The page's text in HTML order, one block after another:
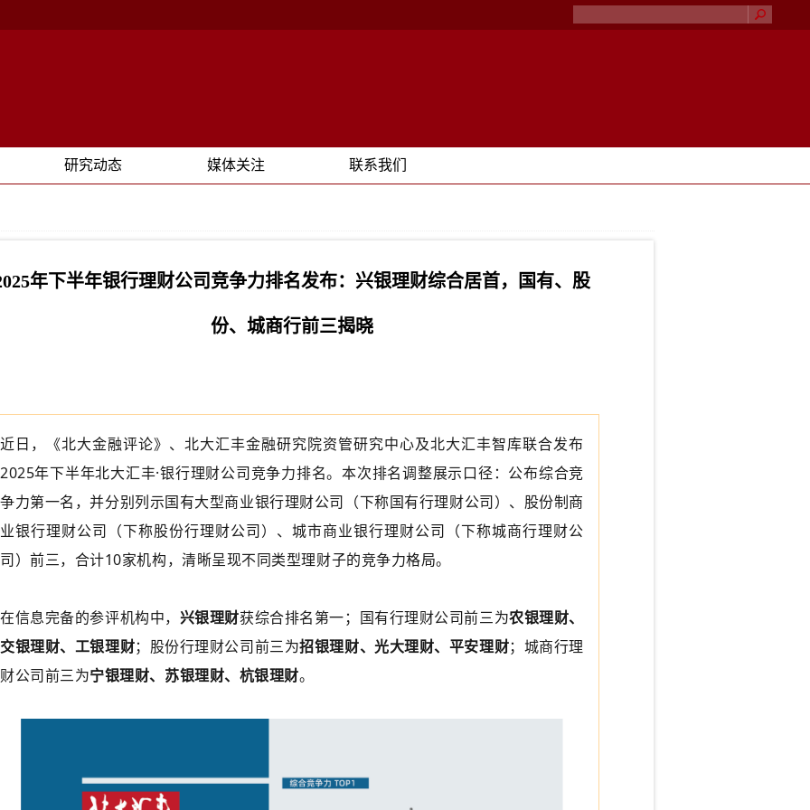
研究动态 媒体关注 联系我们
年下半年银行理财公司竞争力排名发布：兴银理财综合居首，国有、股
份、城商行前三揭晓
近日，《北大金融评论》、北大汇丰金融研究院资管研究中心及北大汇丰智库联合发布
2025年下半年北大汇丰·银行理财公司竞争力排名。本次排名调整展示口径：公布综合竞
争力第一名，并分别列示国有大型商业银行理财公司（下称国有行理财公司）、股份制商
业银行理财公司（下称股份行理财公司）、城市商业银行理财公司（下称城商行理财公
司）前三，合计10家机构，清晰呈现不同类型理财子的竞争力格局。
在信息完备的参评机构中， 兴银理财获综合排名第一；国有行理财公司前三为农银理财、
交银理财、工银理财；股份行理财公司前三为招银理财、光大理财、平安理财；城商行理
财公司前三为宁银理财、苏银理财、杭银理财。